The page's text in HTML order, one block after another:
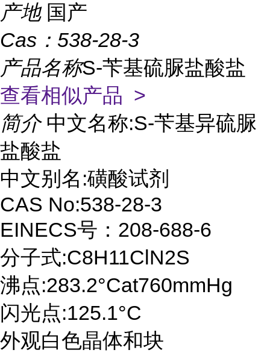
产地 国产
Cas： 538-28-3
产品名称S-苄基硫脲盐酸盐
查看相似产品 >
简介 中文名称:S-苄基异硫脲
盐酸盐
中文别名:磺酸试剂
CAS No:538-28-3
EINECS号：208-688-6
分子式:C8H11ClN2S
沸点:283.2°Cat760mmHg
闪光点:125.1°C
外观白色晶体和块